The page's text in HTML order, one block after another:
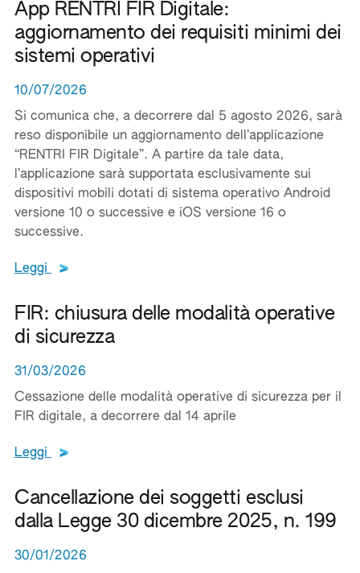
App RENTRI FIR Digitale:
aggiornamento dei requisiti minimi dei
sistemi operativi
10/07/2026
Si comunica che, a decorrere dal 5 agosto 2026, sarà
reso disponibile un aggiornamento dell’applicazione
“RENTRI FIR Digitale”. A partire da tale data,
l’applicazione sarà supportata esclusivamente sui
dispositivi mobili dotati di sistema operativo Android
versione 10 o successive e iOS versione 16 o
successive.
Leggi Leggi tutto il testo del documento
FIR: chiusura delle modalità operative
di sicurezza
31/03/2026
Cessazione delle modalità operative di sicurezza per il
FIR digitale, a decorrere dal 14 aprile
Leggi Leggi tutto il testo del documento
Cancellazione dei soggetti esclusi
dalla Legge 30 dicembre 2025, n. 199
30/01/2026